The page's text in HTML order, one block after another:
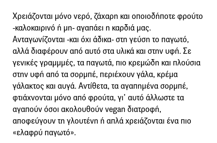
Χρειάζονται μόνο νερό, ζάχαρη και οποιοδήποτε φρούτο
-καλοκαιρινό ή μη- αγαπάει η καρδιά μας.
Ανταγωνίζονται -και όχι άδικα- στη γεύση το παγωτό,
αλλά διαφέρουν από αυτό στα υλικά και στην υφή. Σε
γενικές γραμμμές, τα παγωτά, πιο κρεμώδη και πλούσια
στην υφή από τα σορμπέ, περιέχουν γάλα, κρέμα
γάλακτος και αυγά. Αντίθετα, τα αγαπημένα σορμπέ,
φτιάχνονται μόνο από φρούτα, γι’ αυτό άλλωστε τα
αγαπούν όσοι ακολουθούν vegan διατροφή,
αποφεύγουν τη γλουτένη ή απλά χρειάζονται ένα πιο
«ελαφρύ παγωτό».